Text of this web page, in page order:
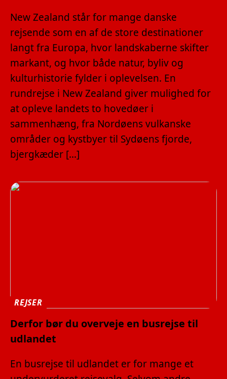
New Zealand står for mange danske
rejsende som en af de store destinationer
langt fra Europa, hvor landskaberne skifter
markant, og hvor både natur, byliv og
kulturhistorie fylder i oplevelsen. En
rundrejse i New Zealand giver mulighed for
at opleve landets to hovedøer i
sammenhæng, fra Nordøens vulkanske
områder og kystbyer til Sydøens fjorde,
bjergkæder […]
REJSER
Derfor bør du overveje en busrejse til
udlandet
En busrejse til udlandet er for mange et